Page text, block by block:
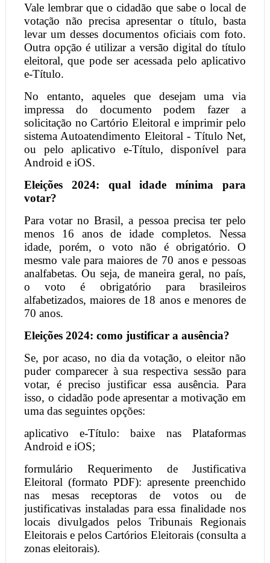
Vale lembrar que o cidadão que sabe o local de
votação não precisa apresentar o título, basta
levar um desses documentos oficiais com foto.
Outra opção é utilizar a versão digital do título
eleitoral, que pode ser acessada pelo aplicativo
e-Título.
No entanto, aqueles que desejam uma via
impressa do documento podem fazer a
solicitação no Cartório Eleitoral e imprimir pelo
sistema Autoatendimento Eleitoral - Título Net,
ou pelo aplicativo e-Título, disponível para
Android e iOS.
Eleições 2024: qual idade mínima para
votar?
Para votar no Brasil, a pessoa precisa ter pelo
menos 16 anos de idade completos. Nessa
idade, porém, o voto não é obrigatório. O
mesmo vale para maiores de 70 anos e pessoas
analfabetas. Ou seja, de maneira geral, no país,
o voto é obrigatório para brasileiros
alfabetizados, maiores de 18 anos e menores de
70 anos.
Eleições 2024: como justificar a ausência?
Se, por acaso, no dia da votação, o eleitor não
puder comparecer à sua respectiva sessão para
votar, é preciso justificar essa ausência. Para
isso, o cidadão pode apresentar a motivação em
uma das seguintes opções:
aplicativo e-Título: baixe nas Plataformas
Android e iOS;
formulário Requerimento de Justificativa
Eleitoral (formato PDF): apresente preenchido
nas mesas receptoras de votos ou de
justificativas instaladas para essa finalidade nos
locais divulgados pelos Tribunais Regionais
Eleitorais e pelos Cartórios Eleitorais (consulta a
zonas eleitorais).